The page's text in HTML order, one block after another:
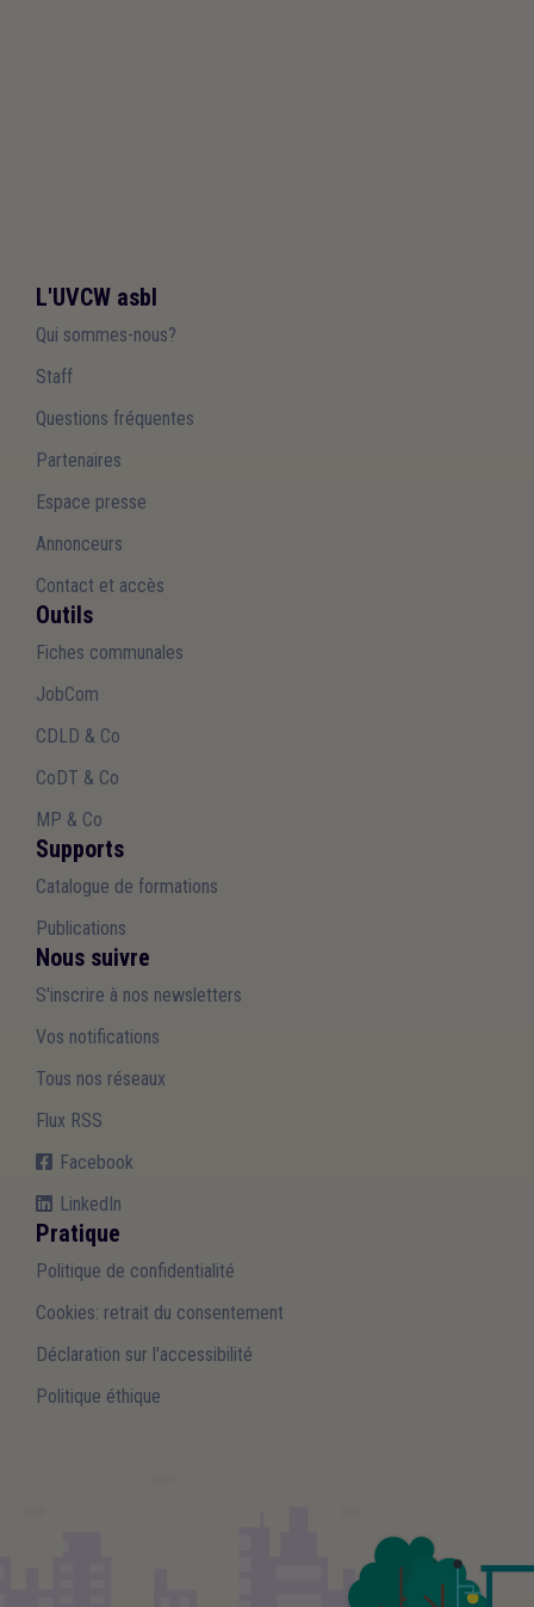
L'UVCW asbl
Qui sommes-nous?
Staff
Questions fréquentes
Partenaires
Espace presse
Annonceurs
Contact et accès
Outils
Fiches communales
JobCom
CDLD & Co
CoDT & Co
MP & Co
Supports
Catalogue de formations
Publications
Nous suivre
S'inscrire à nos newsletters
Vos notifications
Tous nos réseaux
Flux RSS
Facebook
LinkedIn
Pratique
Politique de confidentialité
Cookies: retrait du consentement
Déclaration sur l'accessibilité
Politique éthique